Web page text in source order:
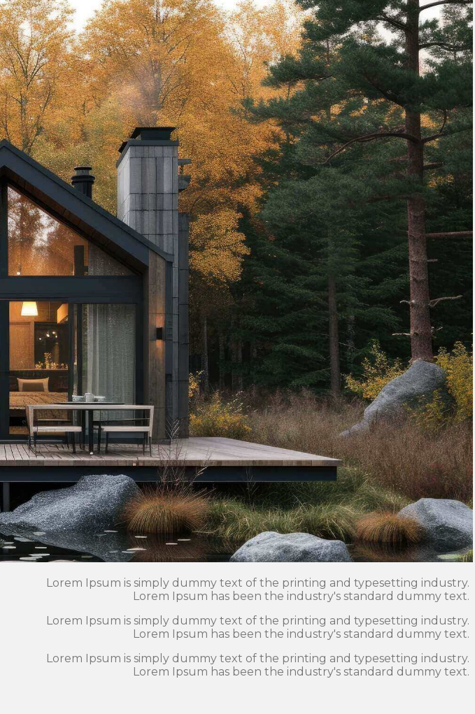
Lorem Ipsum is simply dummy text of the printing and typesetting industry.
Lorem Ipsum has been the industry's standard dummy text.
Lorem Ipsum is simply dummy text of the printing and typesetting industry.
Lorem Ipsum has been the industry's standard dummy text.
Lorem Ipsum is simply dummy text of the printing and typesetting industry.
Lorem Ipsum has been the industry's standard dummy text.